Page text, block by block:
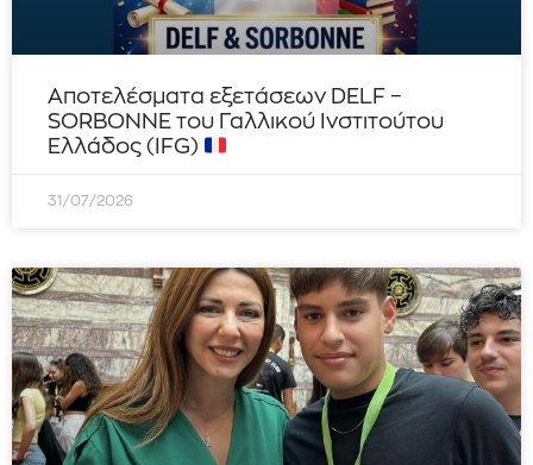
Αποτελέσματα εξετάσεων DELF –
SORBONNE του Γαλλικού Ινστιτούτου
Ελλάδος (IFG)
31/07/2026